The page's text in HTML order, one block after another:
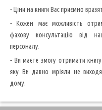
- Ціни на книги Вас приємно
- Кожен має можливість
фахову консультацію від
персоналу.
- Ви маєте змогу отримати
яку Ви давно мріяли не
дому.